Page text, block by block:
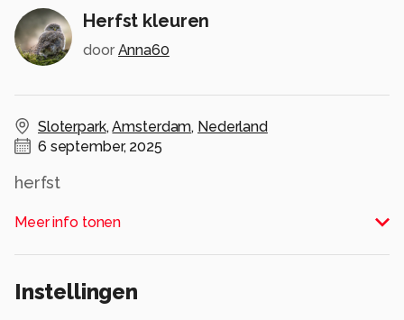
Herfst kleuren
door Anna60
Sloterpark,Amsterdam, Nederland
6 september, 2025
herfst
Alle rechten voorbehouden
Meer info tonen
Instellingen